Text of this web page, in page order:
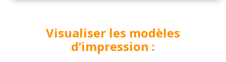
Visualiser les modèles
d’impression :